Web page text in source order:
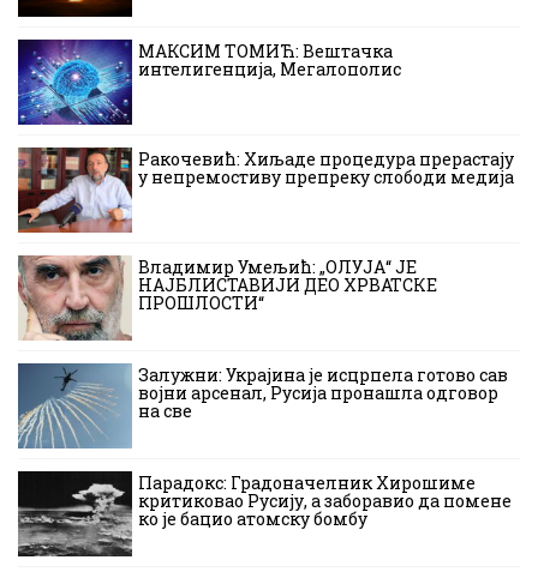
МАКСИМ ТОМИЋ: Вештачка
интелигенција, Мегалополис
Ракочевић: Хиљаде процедура прерастају
у непремостиву препреку слободи медија
Владимир Умељић: „ОЛУЈА“ ЈЕ
НАЈБЛИСТАВИЈИ ДЕО ХРВАТСКЕ
ПРОШЛОСТИ“
Залужни: Украјина је исцрпела готово сав
војни арсенал, Русија пронашла одговор
на све
Парадокс: Градоначелник Хирошиме
критиковао Русију, а заборавио да помене
ко је бацио атомску бомбу